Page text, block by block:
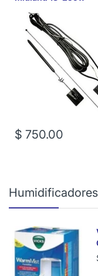
$ 750.00
Humidificadores